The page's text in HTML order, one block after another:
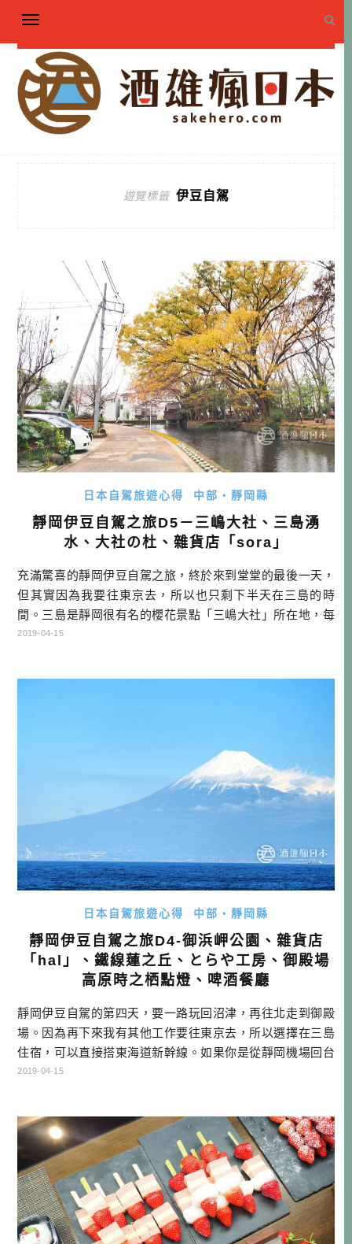
遊覽標籤 伊豆自駕
日本自駕旅遊心得 中部・靜岡縣
靜岡伊豆自駕之旅D5－三嶋大社、三島湧
水、大社の杜、雜貨店「sora」
充滿驚喜的靜岡伊豆自駕之旅，終於來到堂堂的最後一天，
但其實因為我要往東京去，所以也只剩下半天在三島的時
間。三島是靜岡很有名的櫻花景點「三嶋大社」所在地，每
年春天都是非常熱鬧，不過因為是冬天前來，所以顯得較寧
2019-04-15
日本自駕旅遊心得 中部・靜岡縣
靜岡伊豆自駕之旅D4-御浜岬公園、雜貨店
「hal」、鐵線蓮之丘、とらや工房、御殿場
高原時之栖點燈、啤酒餐廳
靜岡伊豆自駕的第四天，要一路玩回沼津，再往北走到御殿
場。因為再下來我有其他工作要往東京去，所以選擇在三島
住宿，可以直接搭東海道新幹線。如果你是從靜岡機場回台
灣，建議可以直接住在御殿場，或者回沼津住宿，會離機場
づ→住宿 DAY2 →NISSAN租車→ひもの和助→びゅうお→
魚河 […]…
2019-04-15